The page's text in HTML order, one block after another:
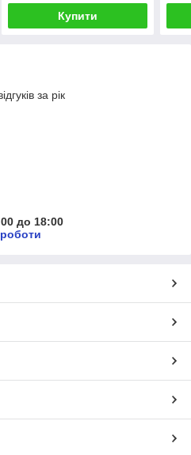
Купити
за рік
до 18:00